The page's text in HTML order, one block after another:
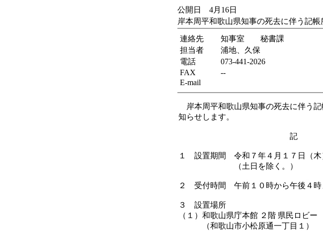
公開日 4月16日
岸本周平和歌山県知事の死去に伴う記帳
連絡先
知事室 秘書課
担当者
浦地、久保
電話
073-441-2026
FAX
--
E-mail
岸本周平和歌山県知事の死去に伴う
知らせします。
記
１ 設置期間 令和７年４月１７日（木
（土日を除く。）
２ 受付時間 午前１０時から午後４時
３ 設置場所
（１）和歌山県庁本館 ２階 県民ロビー
（和歌山市小松原通一丁目１）